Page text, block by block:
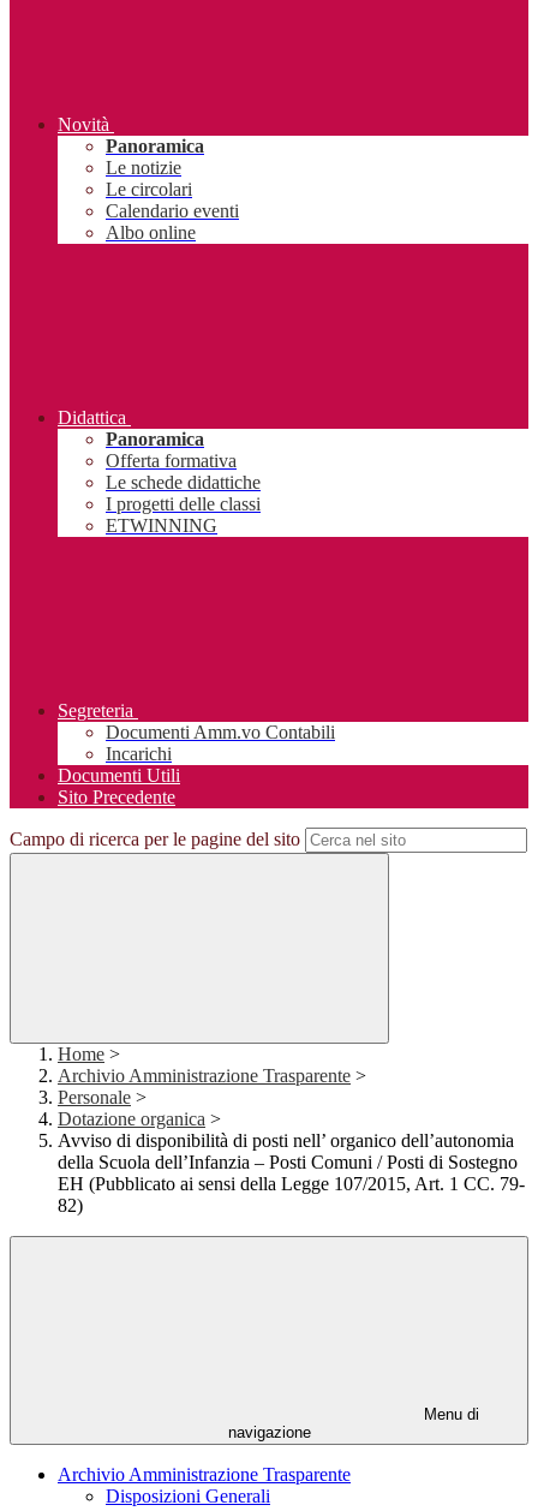
Novità
Panoramica
Le notizie
Le circolari
Calendario eventi
Albo online
Didattica
Panoramica
Offerta formativa
Le schede didattiche
I progetti delle classi
ETWINNING
Segreteria
Documenti Amm.vo Contabili
Incarichi
Documenti Utili
Sito Precedente
Campo di ricerca per le pagine del sito
Home >
Archivio Amministrazione Trasparente >
Personale >
Dotazione organica >
Avviso di disponibilità di posti nell’ organico dell’autonomia
della Scuola dell’Infanzia – Posti Comuni / Posti di Sostegno
EH (Pubblicato ai sensi della Legge 107/2015, Art. 1 CC. 79-
82)
Menu di
navigazione
Archivio Amministrazione Trasparente
Disposizioni Generali